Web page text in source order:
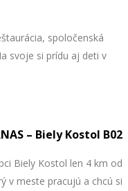
spoločenská
svoje si prídu aj deti v
– Biely Kostol B02
Biely Kostol len 4 km od
v meste pracujú a chcú si